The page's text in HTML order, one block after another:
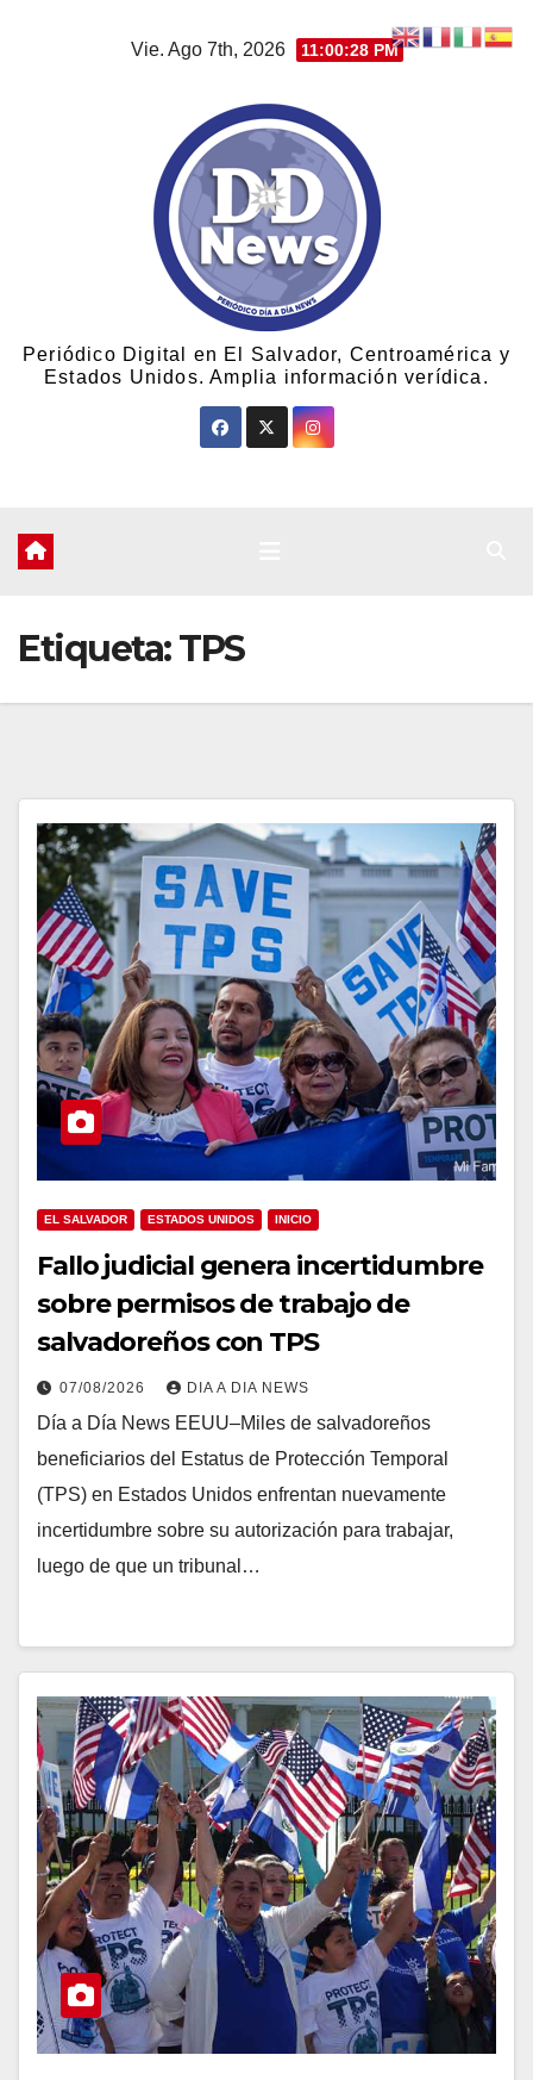
Vie. Ago 7th, 2026 11:00:30 PM
Periódico Digital en El Salvador, Centroamérica y
Estados Unidos. Amplia información verídica.
Etiqueta:TPS
EL SALVADOR ESTADOS UNIDOS INICIO
Fallo judicial genera incertidumbre
sobre permisos de trabajo de
salvadoreños con TPS
07/08/2026 DIA A DIA NEWS
Día a Día News EEUU–Miles de salvadoreños
beneficiarios del Estatus de Protección Temporal
(TPS) en Estados Unidos enfrentan nuevamente
incertidumbre sobre su autorización para trabajar,
luego de que un tribunal…